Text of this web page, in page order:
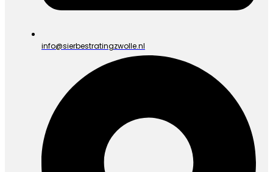
info@sierbestratingzwolle.nl